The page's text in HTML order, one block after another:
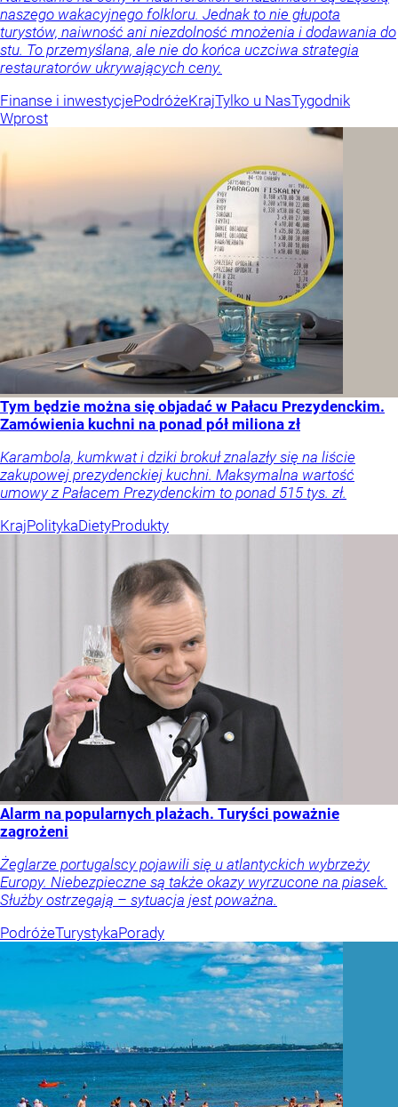
naszego wakacyjnego folkloru. Jednak to nie głupota
turystów, naiwność ani niezdolność mnożenia i dodawania do
stu. To przemyślana, ale nie do końca uczciwa strategia
restauratorów ukrywających ceny.
Finanse i inwestycjePodróżeKrajTylko u NasTygodnik
Wprost
Tym będzie można się objadać w Pałacu Prezydenckim.
Zamówienia kuchni na ponad pół miliona zł
Karambola, kumkwat i dziki brokuł znalazły się na liście
zakupowej prezydenckiej kuchni. Maksymalna wartość
umowy z Pałacem Prezydenckim to ponad 515 tys. zł.
KrajPolitykaDietyProdukty
Alarm na popularnych plażach. Turyści poważnie
zagrożeni
Żeglarze portugalscy pojawili się u atlantyckich wybrzeży
Europy. Niebezpieczne są także okazy wyrzucone na piasek.
Służby ostrzegają – sytuacja jest poważna.
PodróżeTurystykaPorady